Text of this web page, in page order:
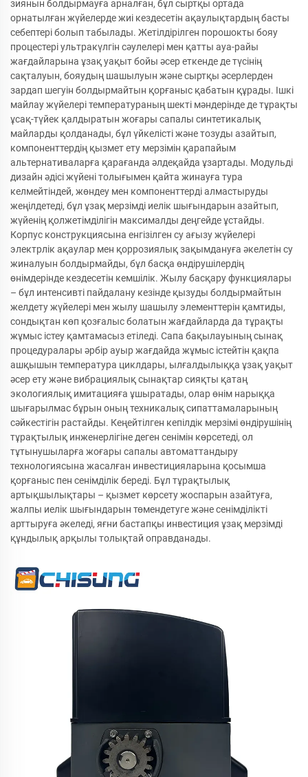
зиянын болдырмауға арналған, бұл сыртқы ортада
орнатылған жүйелерде жиі кездесетін ақаулықтардың басты
себептері болып табылады. Жетілдірілген порошокты бояу
процестері ультракүлгін сәулелері мен қатты ауа-райы
жағдайларына ұзақ уақыт бойы әсер еткенде де түсінің
сақталуын, бояудың шашылуын және сыртқы әсерлерден
зардап шегуін болдырмайтын қорғаныс қабатын құрады. Ішкі
майлау жүйелері температураның шекті мәндерінде де тұрақты
ұсақ-түйек қалдыратын жоғары сапалы синтетикалық
майларды қолданады, бұл үйкелісті және тозуды азайтып,
компоненттердің қызмет ету мерзімін қарапайым
альтернативаларға қарағанда әлдеқайда ұзартады. Модульді
дизайн әдісі жүйені толығымен қайта жинауға тура
келмейтіндей, жөндеу мен компоненттерді алмастыруды
жеңілдетеді, бұл ұзақ мерзімді иелік шығындарын азайтып,
жүйенің қолжетімділігін максималды деңгейде ұстайды.
Корпус конструкциясына енгізілген су ағызу жүйелері
электрлік ақаулар мен қоррозиялық зақымдануға әкелетін су
жиналуын болдырмайды, бұл басқа өндірушілердің
өнімдерінде кездесетін кемшілік. Жылу басқару функциялары
– бұл интенсивті пайдалану кезінде қызуды болдырмайтын
желдету жүйелері мен жылу шашылу элементтерін қамтиды,
сондықтан көп қозғалыс болатын жағдайларда да тұрақты
жұмыс істеу қамтамасыз етіледі. Сапа бақылауының сынақ
процедуралары әрбір ауыр жағдайда жұмыс істейтін қақпа
ашқышын температура циклдары, ылғалдылыққа ұзақ уақыт
әсер ету және вибрациялық сынақтар сияқты қатаң
экологиялық имитацияға ұшыратады, олар өнім нарыққа
шығарылмас бұрын оның техникалық сипаттамаларының
сәйкестігін растайды. Кеңейтілген кепілдік мерзімі өндірушінің
тұрақтылық инженерлігіне деген сенімін көрсетеді, ол
тұтынушыларға жоғары сапалы автоматтандыру
технологиясына жасалған инвестицияларына қосымша
қорғаныс пен сенімділік береді. Бұл тұрақтылық
артықшылықтары – қызмет көрсету жоспарын азайтуға,
жалпы иелік шығындарын төмендетуге және сенімділікті
арттыруға әкеледі, яғни бастапқы инвестиция ұзақ мерзімді
құндылық арқылы толықтай оправданады.